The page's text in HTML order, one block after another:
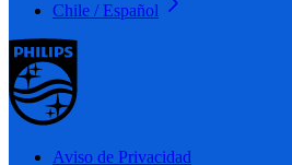
Chile / Español
Aviso de Privacidad